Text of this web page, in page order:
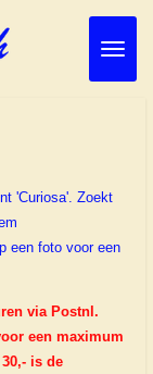
'Curiosa'. Zoekt
een foto voor een
via Postnl.
een maximum
is de